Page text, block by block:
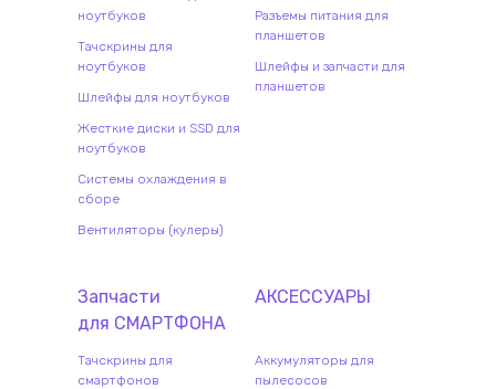
ноутбуков
Тачскрины для
ноутбуков
Шлейфы для ноутбуков
Жесткие диски и SSD для
ноутбуков
Системы охлаждения в
сборе
Вентиляторы (кулеры)
Разъемы питания для
планшетов
Шлейфы и запчасти для
планшетов
Запчасти
для СМАРТФОНА
Тачскрины для
смартфонов
АКСЕССУАРЫ
Аккумуляторы для
пылесосов